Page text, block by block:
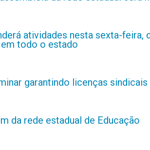
atividades nesta sexta-
todo o estado
garantindo licenças
da rede estadual de Educação